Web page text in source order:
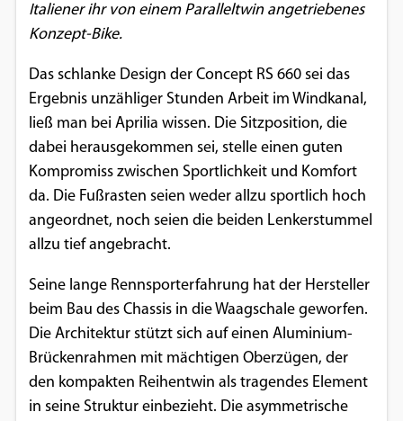
Italiener ihr von einem Paralleltwin angetriebenes
Konzept-Bike.
Das schlanke Design der Concept RS 660 sei das
Ergebnis unzähliger Stunden Arbeit im Windkanal,
ließ man bei Aprilia wissen. Die Sitzposition, die
dabei herausgekommen sei, stelle einen guten
Kompromiss zwischen Sportlichkeit und Komfort
da. Die Fußrasten seien weder allzu sportlich hoch
angeordnet, noch seien die beiden Lenkerstummel
allzu tief angebracht.
Seine lange Rennsporterfahrung hat der Hersteller
beim Bau des Chassis in die Waagschale geworfen.
Die Architektur stützt sich auf einen Aluminium-
Brückenrahmen mit mächtigen Oberzügen, der
den kompakten Reihentwin als tragendes Element
in seine Struktur einbezieht. Die asymmetrische
Name:
Dieser Cookie speichert die ausgewählten
Einverständnis-Optionen des Benutzers
Cookie Laufzeit:
1 Jahr
Um Inhalte von Videoplattformen und
Social Media Plattformen anzeigen zu
Medien Cookies gesetzt.